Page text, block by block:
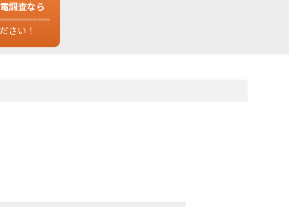
調査なら
さい！